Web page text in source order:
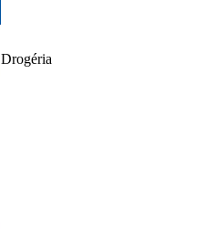
Drogéria